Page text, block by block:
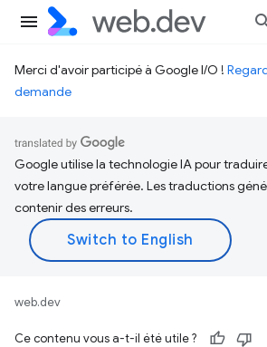
Merci d'avoir participé à Google I/O !
demande
Google utilise la technologie IA pour
votre langue préférée. Les traductions
contenir des erreurs.
web.dev
Ce contenu vous a-t-il été utile ?